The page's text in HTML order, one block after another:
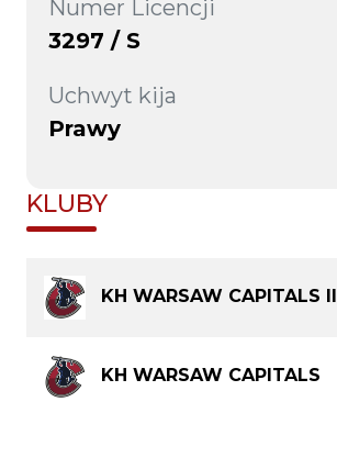
Numer Licencji
3297 / S
Uchwyt kija
Prawy
KLUBY
KH WARSAW CAPITALS II
KH WARSAW CAPITALS